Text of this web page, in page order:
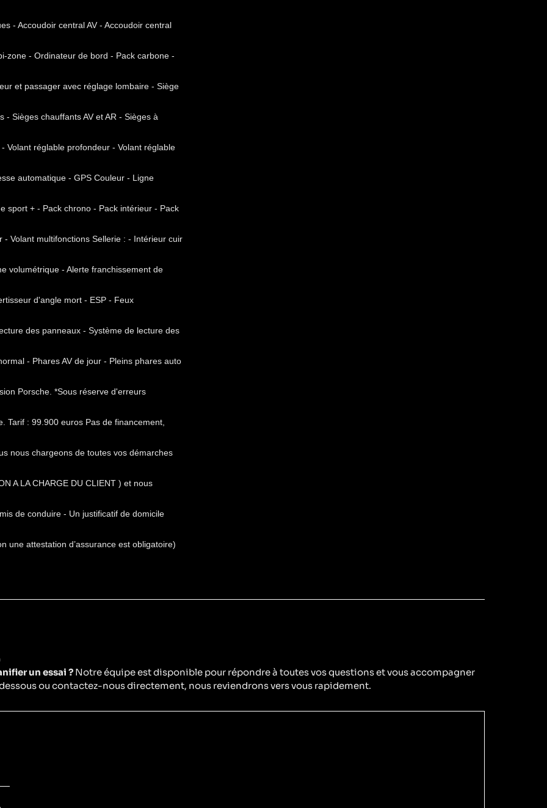
- Accoudoir central AV - Accoudoir central
zone - Ordinateur de bord - Pack carbone -
et passager avec réglage lombaire - Siège
- Sièges chauffants AV et AR - Sièges à
Volant réglable profondeur - Volant réglable
automatique - GPS Couleur - Ligne
sport + - Pack chrono - Pack intérieur - Pack
Volant multifonctions Sellerie : - Intérieur cuir
volumétrique - Alerte franchissement de
d'angle mort - ESP - Feux
des panneaux - Système de lecture des
- Phares AV de jour - Pleins phares auto
Porsche. *Sous réserve d'erreurs
Tarif : 99.900 euros Pas de financement,
nous chargeons de toutes vos démarches
A LA CHARGE DU CLIENT ) et nous
de conduire - Un justificatif de domicile
une attestation d’assurance est obligatoire)
un essai ? Notre équipe est disponible pour répondre à toutes vos questions et vous accompagner
ou contactez-nous directement, nous reviendrons vers vous rapidement.